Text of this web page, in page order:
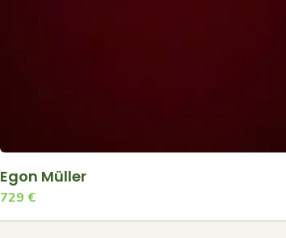
Egon Müller
729 €